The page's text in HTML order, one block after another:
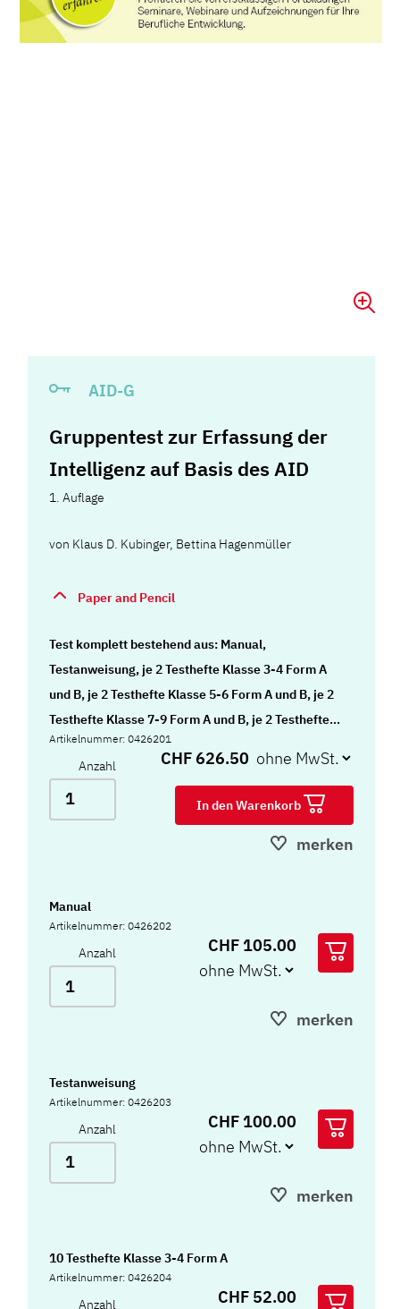
AID-G
Gruppentest zur Erfassung der
Intelligenz auf Basis des AID
1. Auflage
von Klaus D. Kubinger, Bettina Hagenmüller
Paper and Pencil
Test komplett bestehend aus: Manual,
Testanweisung, je 2 Testhefte Klasse 3-4 Form A
und B, je 2 Testhefte Klasse 5-6 Form A und B, je 2
Testhefte Klasse 7-9 Form A und B, je 2 Testhefte
Klasse 10-13 Form A und B, 20 Auswertebögen,
Schablonensatz mit Register, Lösungskatalog für
UT 2, 5 und 6 und Koffer
Artikelnummer: 0426201
Anzahl CHF 626.50
In den Warenkorb
merken
Manual
Artikelnummer: 0426202
Anzahl CHF 105.00
merken
Testanweisung
Artikelnummer: 0426203
Anzahl CHF 100.00
merken
10 Testhefte Klasse 3-4 Form A
Artikelnummer: 0426204
Anzahl CHF 52.00